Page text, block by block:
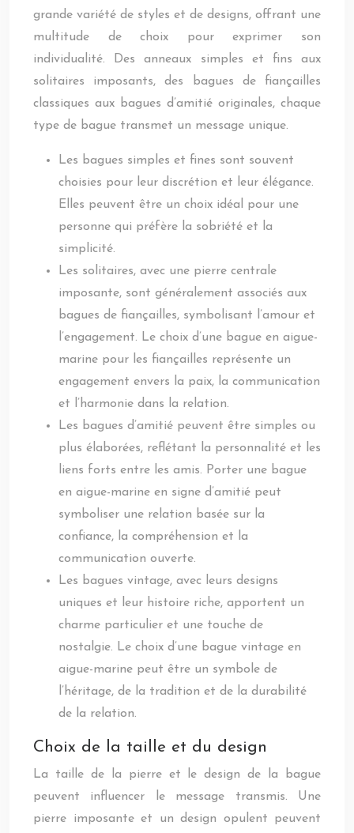
grande variété de styles et de designs, offrant une
multitude de choix pour exprimer son
individualité. Des anneaux simples et fins aux
solitaires imposants, des bagues de fiançailles
classiques aux bagues d’amitié originales, chaque
type de bague transmet un message unique.
Les bagues simples et fines sont souvent
choisies pour leur discrétion et leur élégance.
Elles peuvent être un choix idéal pour une
personne qui préfère la sobriété et la
simplicité.
Les solitaires, avec une pierre centrale
imposante, sont généralement associés aux
bagues de fiançailles, symbolisant l’amour et
l’engagement. Le choix d’une bague en aigue-
marine pour les fiançailles représente un
engagement envers la paix, la communication
et l’harmonie dans la relation.
Les bagues d’amitié peuvent être simples ou
plus élaborées, reflétant la personnalité et les
liens forts entre les amis. Porter une bague
en aigue-marine en signe d’amitié peut
symboliser une relation basée sur la
confiance, la compréhension et la
communication ouverte.
Les bagues vintage, avec leurs designs
uniques et leur histoire riche, apportent un
charme particulier et une touche de
nostalgie. Le choix d’une bague vintage en
aigue-marine peut être un symbole de
l’héritage, de la tradition et de la durabilité
de la relation.
Choix de la taille et du design
La taille de la pierre et le design de la bague
peuvent influencer le message transmis. Une
pierre imposante et un design opulent peuvent